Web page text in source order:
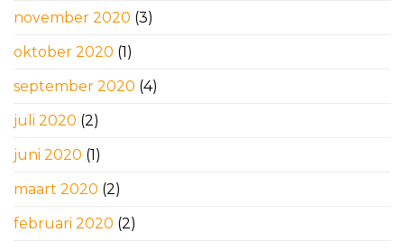
november 2020 (3)
oktober 2020 (1)
september 2020 (4)
juli 2020 (2)
juni 2020 (1)
maart 2020 (2)
februari 2020 (2)